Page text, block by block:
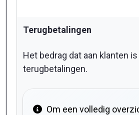
Terugbetalingen
Het bedrag dat aan klanten
terugbetalingen.
Om een volledig